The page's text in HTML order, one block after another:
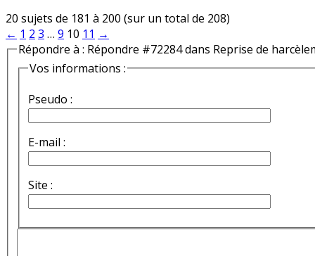
20 sujets de 181 à 200 (sur un total de 208)
← 1 2 3 … 9 10 11 →
Répondre à : Répondre #72284 dans Reprise de
Vos informations :
Pseudo :
E-mail :
Site :